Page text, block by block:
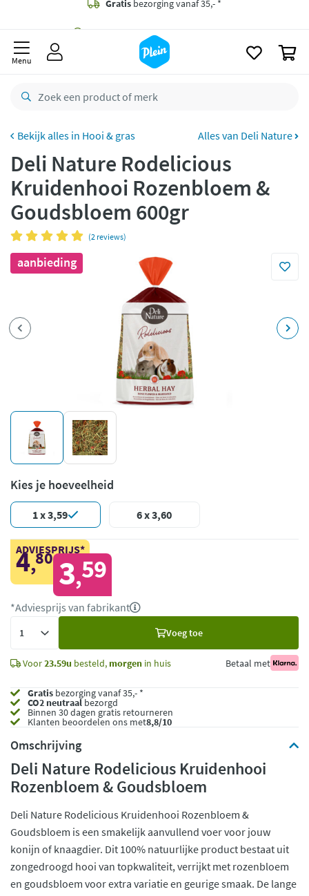
Bestelling uiterlijkzaterdag
retourneren
bezorgd
Betaal met Klarna
Menu
Hooi & gras Alles van Deli Nature
Deli Nature Rodelicious
Kruidenhooi Rozenbloem &
Goudsbloem 600gr
(2 reviews)
aanbieding
Kies je hoeveelheid
1 x 3,59 6 x 3,60
ADVIESPRIJS*
4,80 3,59
*Adviesprijs van fabrikant
Voeg toe
Voor23.59u besteld, morgen in huis Betaal met
Gratis bezorging vanaf 35,- *
CO2 neutraalbezorgd
Binnen 30 dagen gratis retourneren
Klanten beoordelen ons met8,8/10
Omschrijving
Deli Nature Rodelicious Kruidenhooi
Rozenbloem & Goudsbloem
Deli Nature Rodelicious Kruidenhooi Rozenbloem &
Goudsbloem is een smakelijk aanvullend voer voor jouw
konijn of knaagdier. Dit 100% natuurlijke product bestaat uit
zongedroogd hooi van topkwaliteit, verrijkt met rozenbloem
en goudsbloem voor extra variatie en geurige smaak. De lange